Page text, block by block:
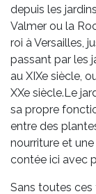
depuis les
Valmer ou la
roi à Versailles,
passant par les
au XIXe siècle,
XXe siècle.Le
sa propre
entre des
nourriture et
contée ici avec
Sans toutes